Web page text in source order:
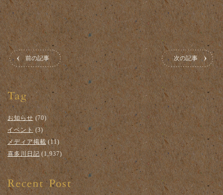
前の記事 次の記事
お知らせ(70)
イベント(3)
メディア掲載(11)
喜多川日記(1,937)